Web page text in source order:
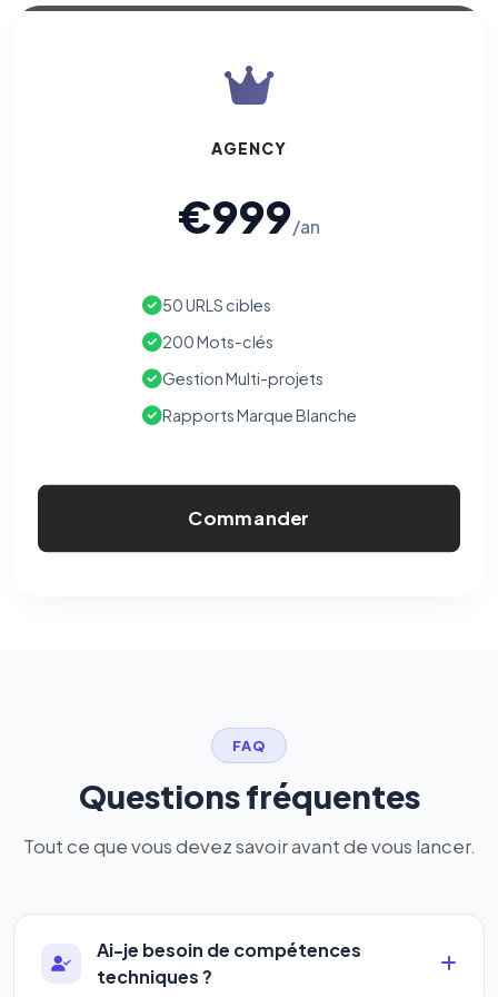
AGENCY
€999/an
50 URLS cibles
200 Mots-clés
Gestion Multi-projets
Rapports Marque Blanche
Commander
FAQ
Questions fréquentes
Tout ce que vous devez savoir avant de vous lancer.
Ai-je besoin de compétences
techniques ?